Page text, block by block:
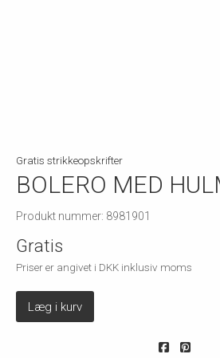
Gratis strikkeopskrifter
BOLERO MED
Produkt nummer: 8981901
Gratis
Priser er angivet i DKK inklusiv moms
Læg i kurv